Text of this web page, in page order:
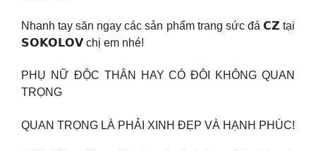
Nhanh tay săn ngay các sản phẩm trang sức đá 𝗖𝗭 tại
𝗦𝗢𝗞𝗢𝗟𝗢𝗩 chị em nhé!
PHỤ NỮ ĐỘC THÂN HAY CÓ ĐÔI KHÔNG QUAN
TRỌNG
QUAN TRỌNG LÀ PHẢI XINH ĐẸP VÀ HẠNH PHÚC!